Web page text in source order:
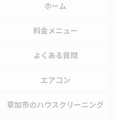
ホーム
料金メニュー
よくある質問
エアコン
草加市のハウスクリーニング